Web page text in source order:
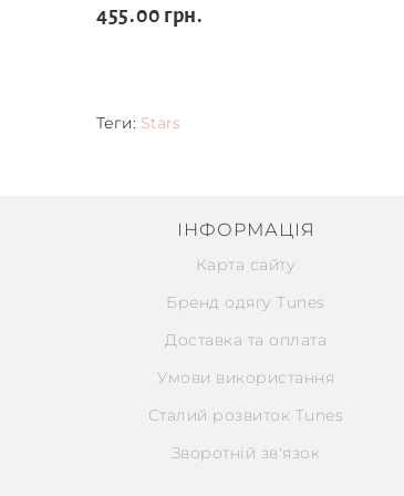
455.00 грн.
Теги: Stars
ІНФОРМАЦІЯ
Карта сайту
Бренд одягу Tunes
Доставка та оплата
Умови використання
Сталий розвиток Tunes
Зворотній зв'язок